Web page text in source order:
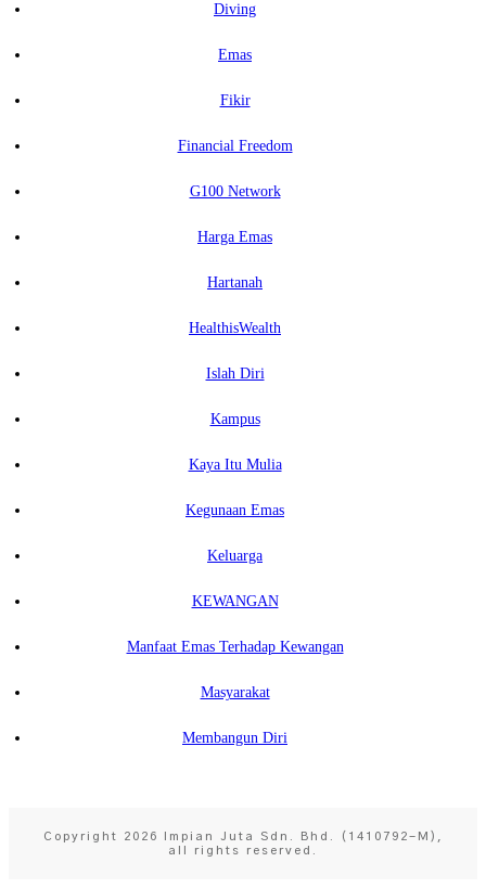
Diving
Emas
Fikir
Financial Freedom
G100 Network
Harga Emas
Hartanah
HealthisWealth
Islah Diri
Kampus
Kaya Itu Mulia
Kegunaan Emas
Keluarga
KEWANGAN
Manfaat Emas Terhadap Kewangan
Masyarakat
Membangun Diri
Copyright 2026 Impian Juta Sdn. Bhd. (1410792-M)
all rights reserved.